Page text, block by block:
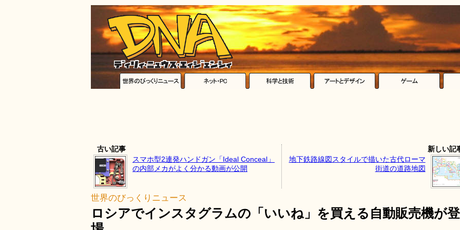
古い記事
スマホ型2連発ハンドガン「Ideal Conceal」
の内部メカがよく分かる動画が公開
新しい記
地下鉄路線図スタイルで描いた古代ローマ
街道の道路地図
世界のびっくりニュース
ロシアでインスタグラムの「いいね」を買える自動販売機が登